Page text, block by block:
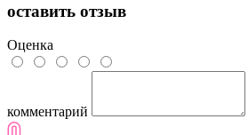
оставить отзыв
Оценка
комментарий